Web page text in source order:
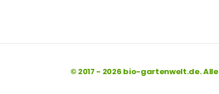
© 2017 - 2026 bio-gartenwelt.de.